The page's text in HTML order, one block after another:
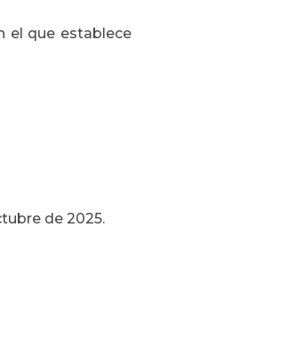
el que establece
de 2025.